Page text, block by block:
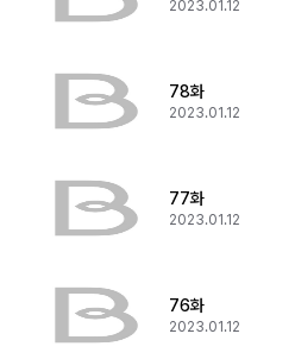
2023.01.12
78화
2023.01.12
77화
2023.01.12
76화
2023.01.12